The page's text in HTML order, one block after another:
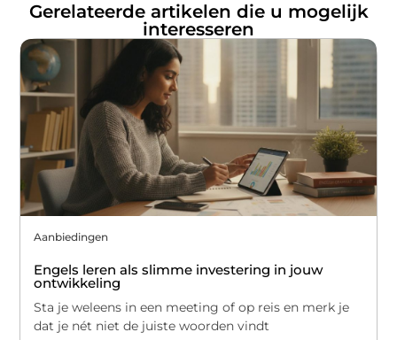
Gerelateerde artikelen die u mogelijk
interesseren
Aanbiedingen
Engels leren als slimme investering in jouw
ontwikkeling
Sta je weleens in een meeting of op reis en merk je
dat je nét niet de juiste woorden vindt